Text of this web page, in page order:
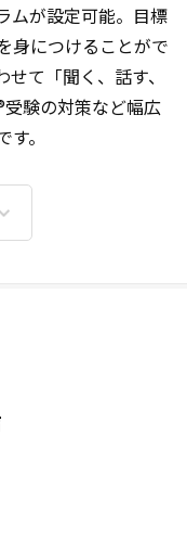
ムが設定可能。目標
身につけることがで
て「聞く、話す、
験の対策など幅広
。